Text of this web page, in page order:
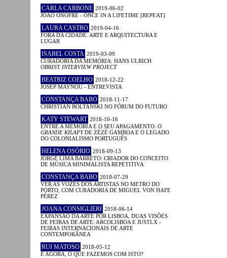
CARLA CARBONE 2019-06-02
JOÃO ONOFRE - ONCE IN A LIFETIME [REPEAT]
LAURA CASTRO 2019-04-16
FORA DA CIDADE. ARTE E ARQUITECTURA E
LUGAR
ISABEL COSTA 2019-03-09
CURADORIA DA MEMÓRIA: HANS ULRICH
OBRIST INTERVIEW PROJECT
BEATRIZ COELHO 2018-12-22
JOSEP MAYNOU - ENTREVISTA
CONSTANÇA BABO 2018-11-17
CHRISTIAN BOLTANSKI NO FÓRUM DO FUTURO
KATY STEWART 2018-10-16
ENTRE A MEMÓRIA E O SEU APAGAMENTO: O
GRANDE KILAPYDE ZÉZÉ GAMBOA E O LEGADO
DO COLONIALISMO PORTUGUÊS
HELENA OSÓRIO 2018-09-13
JORGE LIMA BARRETO: CRIADOR DO CONCEITO
DE MÚSICA MINIMALISTA REPETITIVA
CONSTANÇA BABO 2018-07-29
VER AS VOZES DOS ARTISTAS NO METRO DO
PORTO, COM CURADORIA DE MIGUEL VON HAFE
PÉREZ
JOANA CONSIGLIERI 2018-06-14
EXPANSÃO DA ARTE POR LISBOA, DUAS VISÕES
DE FEIRAS DE ARTE: ARCOLISBOA E JUSTLX -
FEIRAS INTERNACIONAIS DE ARTE
CONTEMPORÂNEA
RUI MATOSO 2018-05-12
E AGORA, O QUE FAZEMOS COM ISTO?